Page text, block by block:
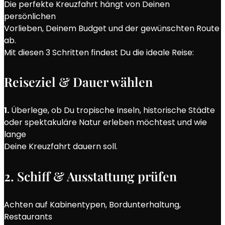
Die perfekte Kreuzfahrt hängt von Deinen
persönlichen
Vorlieben, Deinem Budget und der gewünschten Route
ab.
Mit diesen 3 Schritten findest Du die ideale Reise:
Reiseziel & Dauer wählen
1. Überlege, ob Du tropische Inseln, historische Städte
oder spektakuläre Natur erleben möchtest und wie
lange
Deine Kreuzfahrt dauern soll.
2. Schiff & Ausstattung prüfen
Achten auf Kabinentypen, Bordunterhaltung,
Restaurants